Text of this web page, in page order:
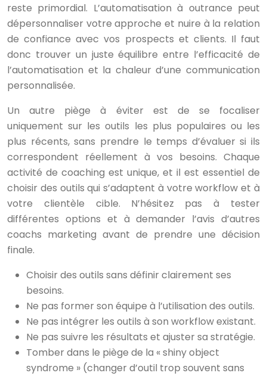
reste primordial. L’automatisation à outrance peut
dépersonnaliser votre approche et nuire à la relation
de confiance avec vos prospects et clients. Il faut
donc trouver un juste équilibre entre l’efficacité de
l’automatisation et la chaleur d’une communication
personnalisée.
Un autre piège à éviter est de se focaliser
uniquement sur les outils les plus populaires ou les
plus récents, sans prendre le temps d’évaluer si ils
correspondent réellement à vos besoins. Chaque
activité de coaching est unique, et il est essentiel de
choisir des outils qui s’adaptent à votre workflow et à
votre clientèle cible. N’hésitez pas à tester
différentes options et à demander l’avis d’autres
coachs marketing avant de prendre une décision
finale.
Choisir des outils sans définir clairement ses
besoins.
Ne pas former son équipe à l’utilisation des outils.
Ne pas intégrer les outils à son workflow existant.
Ne pas suivre les résultats et ajuster sa stratégie.
Tomber dans le piège de la « shiny object
syndrome » (changer d’outil trop souvent sans